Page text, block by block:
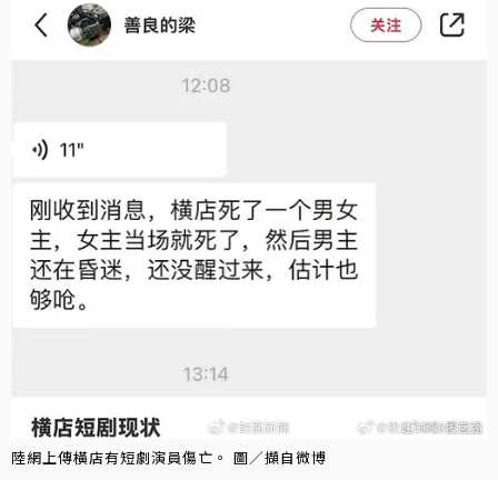
陸網上傳橫店有短劇演員傷亡。 圖／擷自微博